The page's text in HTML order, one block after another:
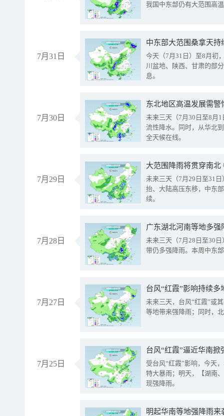
我国中东部仍有大范围高
7月31日
中东部大范围桑拿天
今天（7月31日）至8月初
川盆地、陕西、甘肃的部
息。
7月30日
东北地区高温发展需
未来三天（7月30日至8月
流性降水。同时，从华北
全天候在线。
7月29日
大范围降雨将贯穿南
未来三天（7月29日至31
抬、大陆高压东移，中东
续。
7月28日
广东湖北河南等地多
未来三天（7月28日至30
带仍多强降雨。本周中东
7月27日
台风“红霞”影响持续
未来三天，台风“红霞”或
等地带来强降雨；同时，
7月25日
台风“红霞”逼近华南
受台风“红霞”影响，今天
特大暴雨；明天，【湖南
现强降雨。
明起华南等地强降雨